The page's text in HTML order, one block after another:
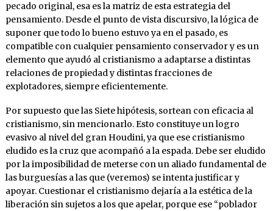
pecado original, esa es la matriz de esta estrategia del
pensamiento. Desde el punto de vista discursivo, la lógica de
suponer que todo lo bueno estuvo ya en el pasado, es
compatible con cualquier pensamiento conservador y es un
elemento que ayudó al cristianismo a adaptarse a distintas
relaciones de propiedad y distintas fracciones de
explotadores, siempre eficientemente.
Por supuesto que las Siete hipótesis, sortean con eficacia al
cristianismo, sin mencionarlo. Esto constituye un logro
evasivo al nivel del gran Houdini, ya que ese cristianismo
eludido es la cruz que acompañó a la espada. Debe ser eludido
por la imposibilidad de meterse con un aliado fundamental de
las burguesías a las que (veremos) se intenta justificar y
apoyar. Cuestionar el cristianismo dejaría a la estética de la
liberación sin sujetos a los que apelar, porque ese “poblador